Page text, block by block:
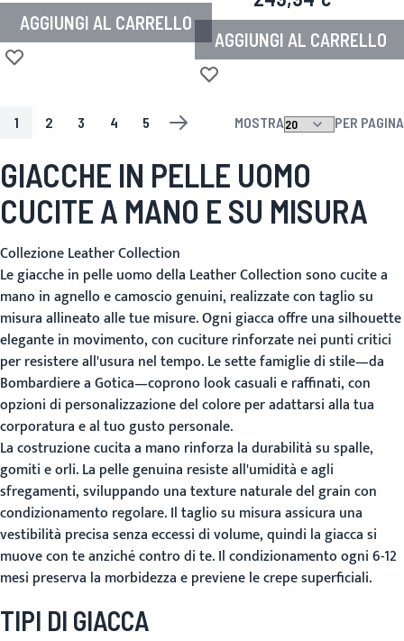
AGGIUNGI AL CARRELLO
Aggiungi alla lista desideri
AGGIUNGI AL CARRELLO
Aggiungi alla lista desideri
PAGINAATTUALMENTE STAI LEGGENDO LA PAGINA
1
PAGINA
2
PAGINA
3
PAGINA
4
PAGINA
5
PAGINA
SUCCESSIVO
MOSTRA PER PAGINA
GIACCHE IN PELLE UOMO
CUCITE A MANO E SU MISURA
Collezione Leather Collection
Le giacche in pelle uomo della Leather Collection sono cucite a
mano in agnello e camoscio genuini, realizzate con taglio su
misura allineato alle tue misure. Ogni giacca offre una silhouette
elegante in movimento, con cuciture rinforzate nei punti critici
per resistere all'usura nel tempo. Le sette famiglie di stile—da
Bombardiere a Gotica—coprono look casuali e raffinati, con
opzioni di personalizzazione del colore per adattarsi alla tua
corporatura e al tuo gusto personale.
La costruzione cucita a mano rinforza la durabilità su spalle,
gomiti e orli. La pelle genuina resiste all'umidità e agli
sfregamenti, sviluppando una texture naturale del grain con
condizionamento regolare. Il taglio su misura assicura una
vestibilità precisa senza eccessi di volume, quindi la giacca si
muove con te anziché contro di te. Il condizionamento ogni 6-12
mesi preserva la morbidezza e previene le crepe superficiali.
TIPI DI GIACCA